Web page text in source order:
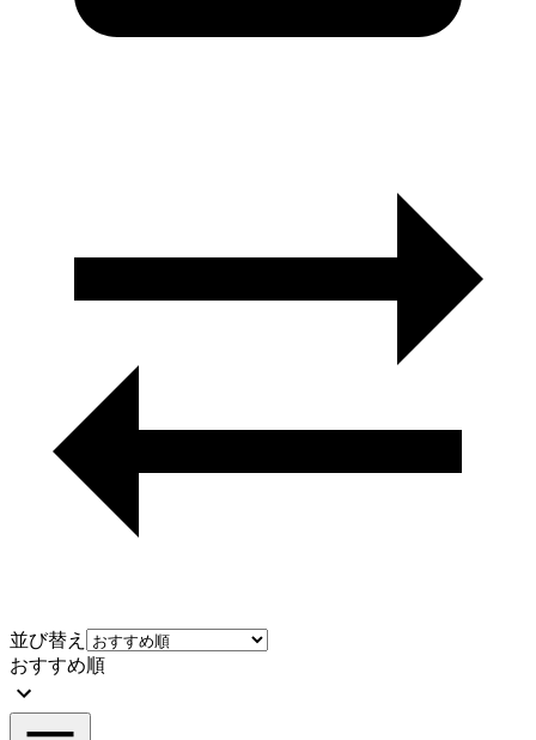
並び替え
おすすめ順